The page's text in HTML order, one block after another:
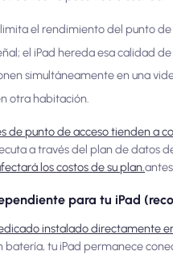
el rendimiento del punto
el iPad hereda esa calidad
simultáneamente en una
otra habitación.
de punto de acceso tienden a
a través del plan de datos
los costos de su plan.
para tu iPad
instalado directamente
tu iPad permanece